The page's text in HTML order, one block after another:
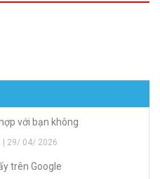
với bạn không
| 29/ 04/ 2026
trên Google